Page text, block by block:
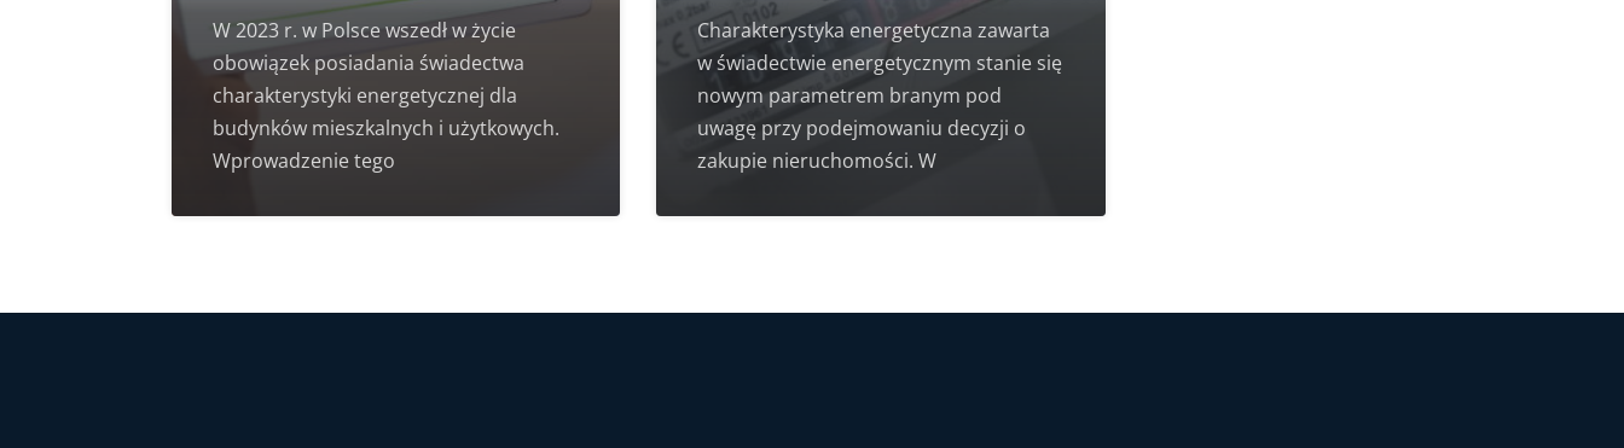
W 2023 r. w Polsce wszedł w życie
obowiązek posiadania świadectwa
charakterystyki energetycznej dla
budynków mieszkalnych i użytkowych.
Wprowadzenie tego
Charakterystyka energetyczna zawarta
w świadectwie energetycznym stanie się
nowym parametrem branym pod
uwagę przy podejmowaniu decyzji o
zakupie nieruchomości. W